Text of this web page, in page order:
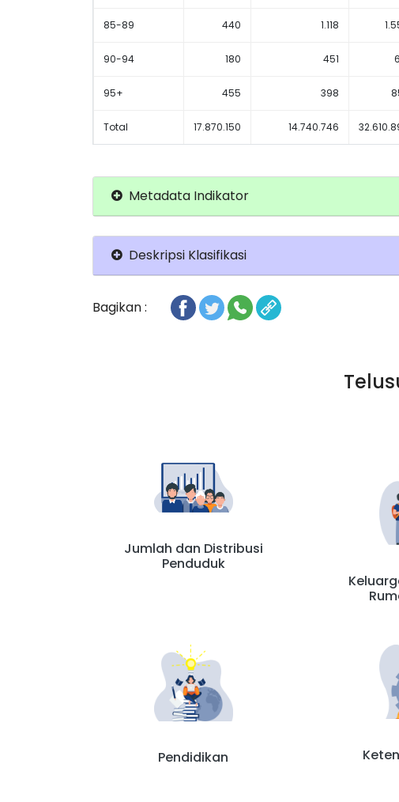
85-89 440 1.118
90-94 180 451
95+ 455 398
Total 17.870.150 14.740.746
Metadata Indikator
Deskripsi Klasifikasi
Bagikan :
Jumlah dan Distribusi
Penduduk
Pendidikan